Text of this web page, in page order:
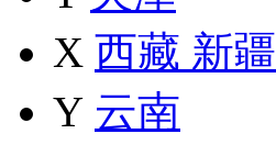
X 西藏 新疆
Y 云南